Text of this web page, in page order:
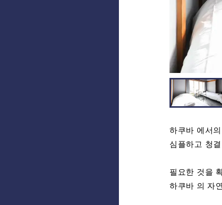
하쿠바 에서
심플하고 청
필요한 것을
하쿠바 의 자